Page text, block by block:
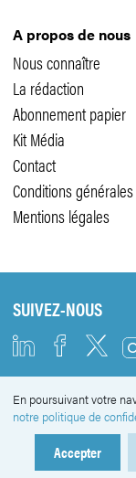
A propos de nous
Nous connaître
La rédaction
Abonnement papier
Kit Média
Contact
Conditions
Mentions légales
SUIVEZ-NOUS
NEWSLETTER
En poursuivant votre
notre politique de
Accepter